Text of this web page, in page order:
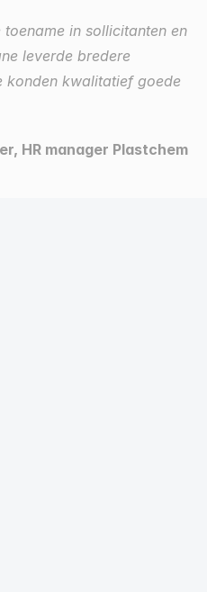
toename in sollicitanten en
leverde bredere
konden kwalitatief goede
HR manager Plastchem